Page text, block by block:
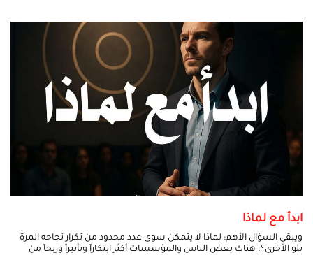
ابدأ مع لماذا
ويبقى السؤال الأهم: لماذا لا يتمكن سوى عدد محدود من تكرار نجاحه المرة
تلو الأخرى؟. هناك بعض الناس والمؤسسات أكثر ابتكاراً وتأثيراً وربحاً من